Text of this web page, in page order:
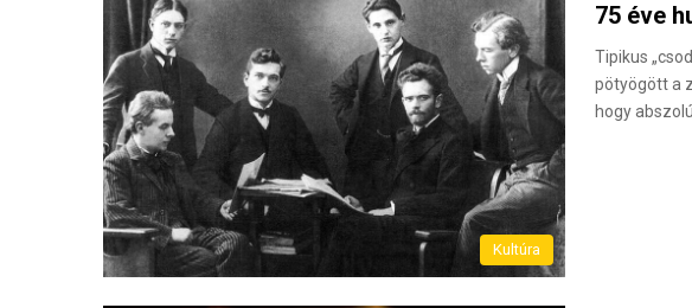
Kultúra
75 éve
Tipikus
pötyögött a
hogy